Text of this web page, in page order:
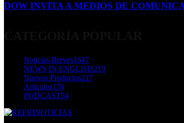
DOW INVITA A MEDIOS DE
Noticias Breves1647
NEWS IN ENGLISH219
Nuevos Productos217
Artículos176
PODCAST54